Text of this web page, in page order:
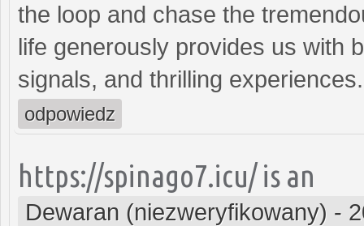
the loop and chase the
life generously provides us with
signals, and thrilling
odpowiedz
https://spinago7.icu/ is an
Dewaran (niezweryfikowany) -